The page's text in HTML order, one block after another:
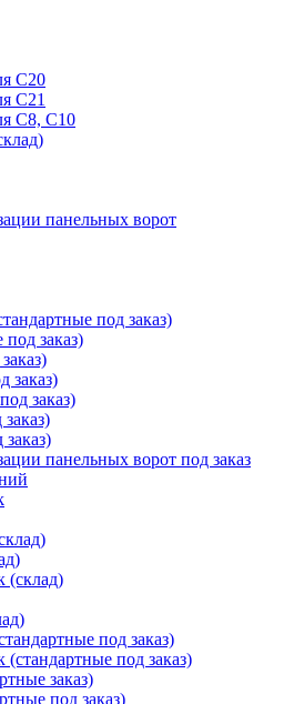
С20
С21
С8, С10
панельных ворот
под заказ)
заказ)
заказ)
заказ)
панельных ворот под заказ
(склад)
под заказ)
под заказ)
заказ)
под заказ)